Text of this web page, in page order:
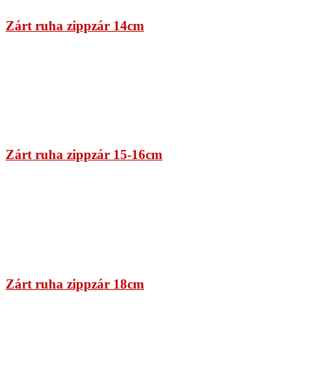
Zárt ruha zippzár 14cm
Zárt ruha zippzár 15-16cm
Zárt ruha zippzár 18cm